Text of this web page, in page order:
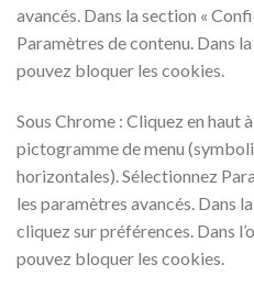
avancés. Dans la section «
Paramètres de contenu. Dans
pouvez bloquer les cookies.
Sous Chrome : Cliquez en haut
pictogramme de menu
horizontales). Sélectionnez
les paramètres avancés. Dans
cliquez sur préférences. Dans
pouvez bloquer les cookies.